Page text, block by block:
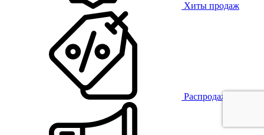
Хиты продаж
Распродажа